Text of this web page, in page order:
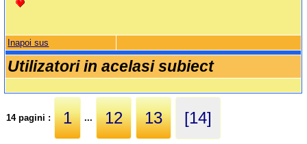
Inapoi sus
Utilizatori in acelasi subiect
14 pagini : 1 ... 12 13 [14]